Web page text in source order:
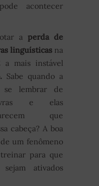
acontecer
a perda de
linguísticas na
a mais instável
Sabe quando a
se lembrar de
e elas
que
cabeça? A boa
um fenômeno
para que
ativados